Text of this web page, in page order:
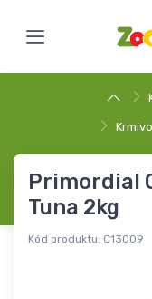
Primordial
Tuna 2kg
Kód produktu: C13009